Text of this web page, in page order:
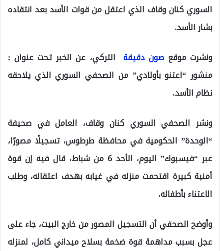
السوري كنان وقاف الذي اعتقل من قوات الأسد بعد انتقاده
بشار الأسد.
ونشرت موقعصون دقيقة التركي، عن الخبر تحت عنوان :
منشور “اعتنو بأولادي” من الصحفي السوري الذي يلاحقه
نظام الأسد.
ونشر الصحفي السوري كنان وقاف، العامل في صحيفة
“الوحدة” الحكومية في محافظة طرطوس، تسجيلًا مصورًا،
عبر “فيسبوك” اليوم، الأحد 6 من شباط، قال فيه إن قوة
أمنية كبيرة اقتحمت منزله في غيابه بهدف اعتقاله، وطلب
الاعتناء بأطفاله.
وأوضح الصحفي أن التسجيل المصور من خارج البيت، جاء على
عجل بسبب مداهمة قوة ضخمة بسلاح ميداني كامل، لمنزله